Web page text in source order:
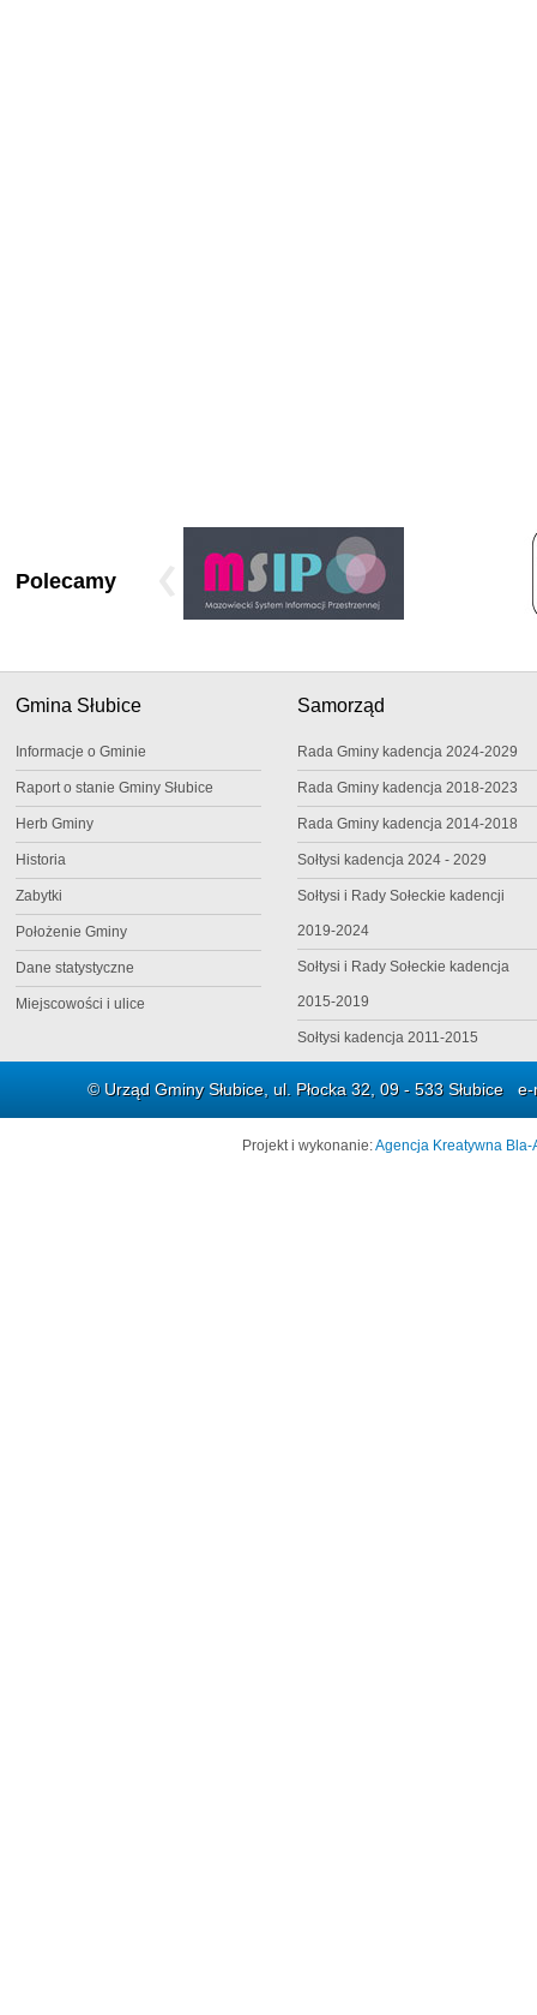
Polecamy
Gmina Słubice
Informacje o Gminie
Raport o stanie Gminy Słubice
Herb Gminy
Historia
Zabytki
Położenie Gminy
Dane statystyczne
Miejscowości i ulice
Samorząd
Rada Gminy kadencja 2024-2029
Rada Gminy kadencja 2018-2023
Rada Gminy kadencja 2014-2018
Sołtysi kadencja 2024 - 2029
Sołtysi i Rady Sołeckie kadencji
2019-2024
Sołtysi i Rady Sołeckie kadencja
2015-2019
Sołtysi kadencja 2011-2015
© Urząd Gminy Słubice, ul. Płocka 32, 09 - 533 Słubice
Projekt i wykonanie:Agencja Kreatywna Bla-